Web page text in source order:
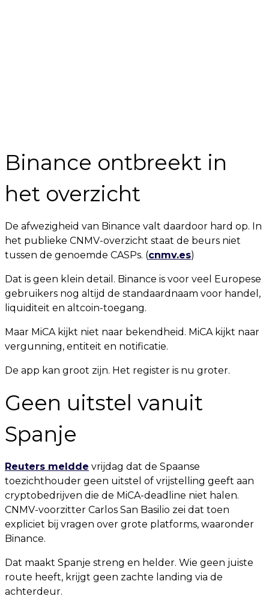
Binance ontbreekt in
het overzicht
De afwezigheid van Binance valt daardoor hard op. In
het publieke CNMV-overzicht staat de beurs niet
tussen de genoemde CASPs. (cnmv.es)
Dat is geen klein detail. Binance is voor veel Europese
gebruikers nog altijd de standaardnaam voor handel,
liquiditeit en altcoin-toegang.
Maar MiCA kijkt niet naar bekendheid. MiCA kijkt naar
vergunning, entiteit en notificatie.
De app kan groot zijn. Het register is nu groter.
Geen uitstel vanuit
Spanje
Reuters meldde vrijdag dat de Spaanse
toezichthouder geen uitstel of vrijstelling geeft aan
cryptobedrijven die de MiCA-deadline niet halen.
CNMV-voorzitter Carlos San Basilio zei dat toen
expliciet bij vragen over grote platforms, waaronder
Binance.
Dat maakt Spanje streng en helder. Wie geen juiste
route heeft, krijgt geen zachte landing via de
achterdeur.